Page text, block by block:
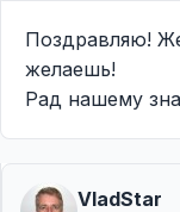
Поздравляю!
желаешь!
Рад нашему
VladStar